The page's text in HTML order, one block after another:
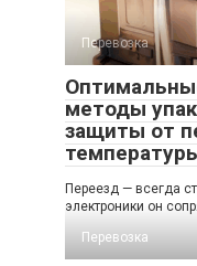
Перевозка
методы
защиты от
Переезд — всегда
электроники он
Перевозка